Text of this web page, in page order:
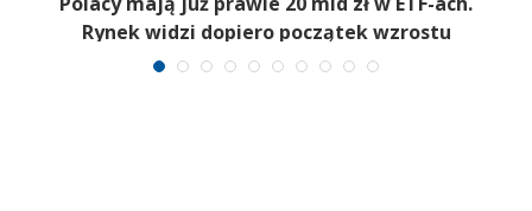
Rynek widzi dopiero początek wzrostu